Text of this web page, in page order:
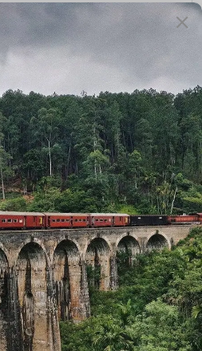
aventura biográfica dirigida
se presenta con Aditi
la chica más joven para
La película fue proyectada en
de Cine de Palm Springs en
en la lista de “30 Mejores
Malavath es un alpinista
Telangana. El 25 de
el pico más alto del Monte
y 11 meses, se convirtió en la
alcanzado la cumbre del
watch?v=LRoowtgZCeU
Dulhania
/ 10 con 4.515 votos hasta